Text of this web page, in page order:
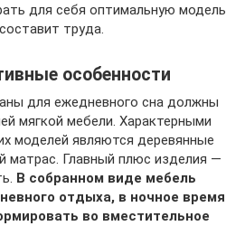
для себя оптимальную модель
труда.
особенности
для ежедневного сна должны
мягкой мебели. Характерными
моделей являются деревянные
матрас. Главный плюс изделия —
В собранном виде мебель
отдыха, в ночное время
во вместительное